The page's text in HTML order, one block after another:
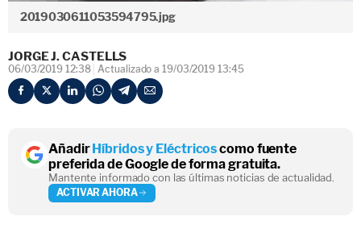
2019030611053594795.jpg
JORGE J. CASTELLS
06/03/2019 12:38 Actualizado a 19/03/2019 13:45
AñadirHíbridos y Eléctricoscomo fuente
preferida de Google de forma gratuita.
Mantente informado con las últimas noticias de actualidad.
ACTIVAR AHORA